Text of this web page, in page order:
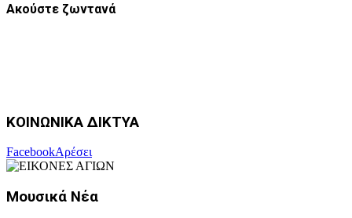
Ακούστε ζωντανά
ΚΟΙΝΩΝΙΚΑ ΔΙΚΤΥΑ
FacebookΑρέσει
Μουσικά Νέα